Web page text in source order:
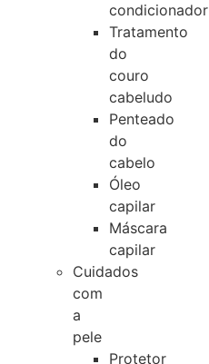
condicionador
Tratamento
do
couro
cabeludo
Penteado
do
cabelo
Óleo
capilar
Máscara
capilar
Cuidados
com
a
pele
Protetor